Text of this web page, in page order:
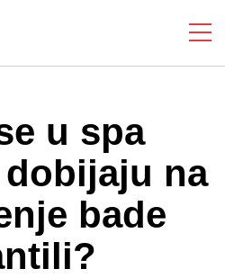
u spa
na
bade